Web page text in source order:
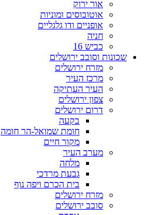
אור ירוק
אוטובוסים ומוניות
אופניים ודו גלגליים
חניה
כביש 16
שכונות וסובב ירושלים
מזרח ירושלים
מרכז העיר
העיר העתיקה
צפון ירושלים
דרום ירושלים
בקעה
חומת שמואל-הר חומה
מקור חיים
מערב העיר
מלחה
גבעת מרדכי
בית הכרם ויפה נוף
מזרח ירושלים
סובב ירושלים